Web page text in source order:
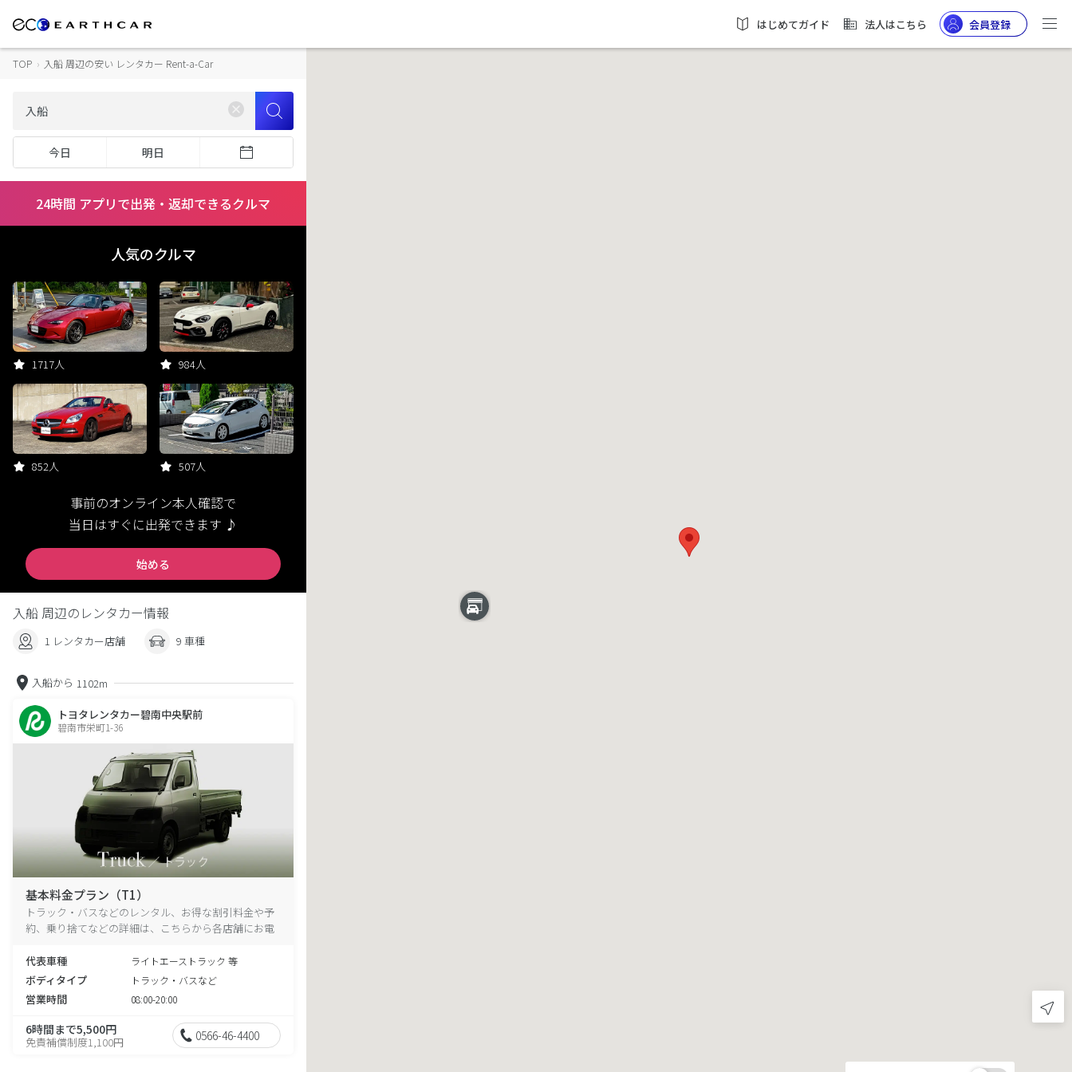
はじめてガイド 法人はこちら 会員登録
TOP › 入船 周辺の安い レンタカー Rent-a-Car
今日 明日
24時間 アプリで出発・返却できるクルマ
人気のクルマ
1717人 984人
852人 507人
事前のオンライン本人確認で
当日はすぐに出発できます ♪
始める
入船 周辺のレンタカー情報
1 レンタカー店舗 9 車種
入船から 1102m
トヨタレンタカー碧南中央駅前
碧南市栄町1-36
基本料金プラン（T1）
トラック・バスなどのレンタル、お得な割引料金や予
約、乗り捨てなどの詳細は、こちらから各店舗にお電
代表車種
ライトエーストラック 等
ボディタイプ トラック・バスなど
営業時間 08:00-20:00
6時間まで5,500円
免責補償制度1,100円 0566-46-4400